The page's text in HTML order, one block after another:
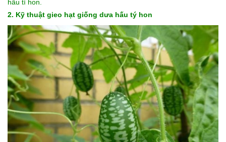
hấu tí hon.
2. Kỹ thuật gieo hạt giống dưa hấu tý hon